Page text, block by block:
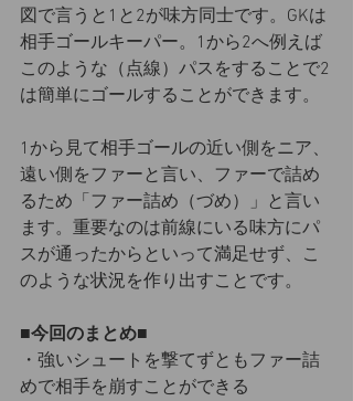
図で言うと1と2が味方同士です。GKは
相手ゴールキーパー。1から2へ例えば
このような（点線）パスをすることで2
は簡単にゴールすることができます。
1から見て相手ゴールの近い側をニア、
遠い側をファーと言い、ファーで詰め
るため「ファー詰め（づめ）」と言い
ます。重要なのは前線にいる味方にパ
スが通ったからといって満足せず、こ
のような状況を作り出すことです。
■今回のまとめ■
・強いシュートを撃てずともファー詰
めで相手を崩すことができる